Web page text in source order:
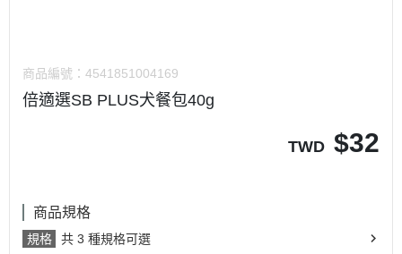
商品編號： 4541851004169
倍適選SB PLUS犬餐包40g
TWD $32
商品規格
規格 共 3 種規格可選